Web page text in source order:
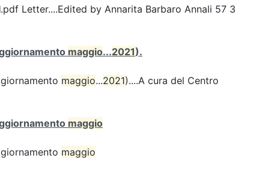
Letter....Edited by Annarita Barbaro Annali 57 3
maggio...2021).
maggio...2021)....A cura del Centro
maggio
maggio